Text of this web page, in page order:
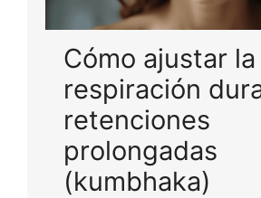
Cómo ajustar la
respiración
retenciones
prolongadas
(kumbhaka)